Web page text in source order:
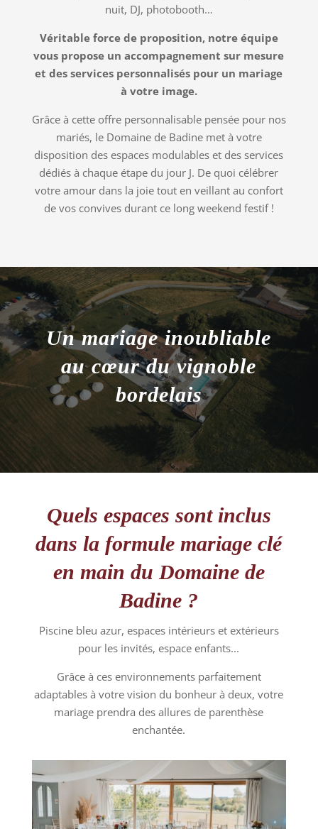
nuit, DJ, photobooth…
Véritable force de proposition, notre équipe
vous propose un accompagnement sur mesure
et des services personnalisés pour un mariage
à votre image.
Grâce à cette offre personnalisable pensée pour nos
mariés, le Domaine de Badine met à votre
disposition des espaces modulables et des services
dédiés à chaque étape du jour J. De quoi célébrer
votre amour dans la joie tout en veillant au confort
de vos convives durant ce long weekend festif !
Un mariage inoubliable
au cœur du vignoble
bordelais
Quels espaces sont inclus
dans la formule mariage clé
en main du Domaine de
Badine ?
Piscine bleu azur, espaces intérieurs et extérieurs
pour les invités, espace enfants...
Grâce à ces environnements parfaitement
adaptables à votre vision du bonheur à deux, votre
mariage prendra des allures de parenthèse
enchantée.